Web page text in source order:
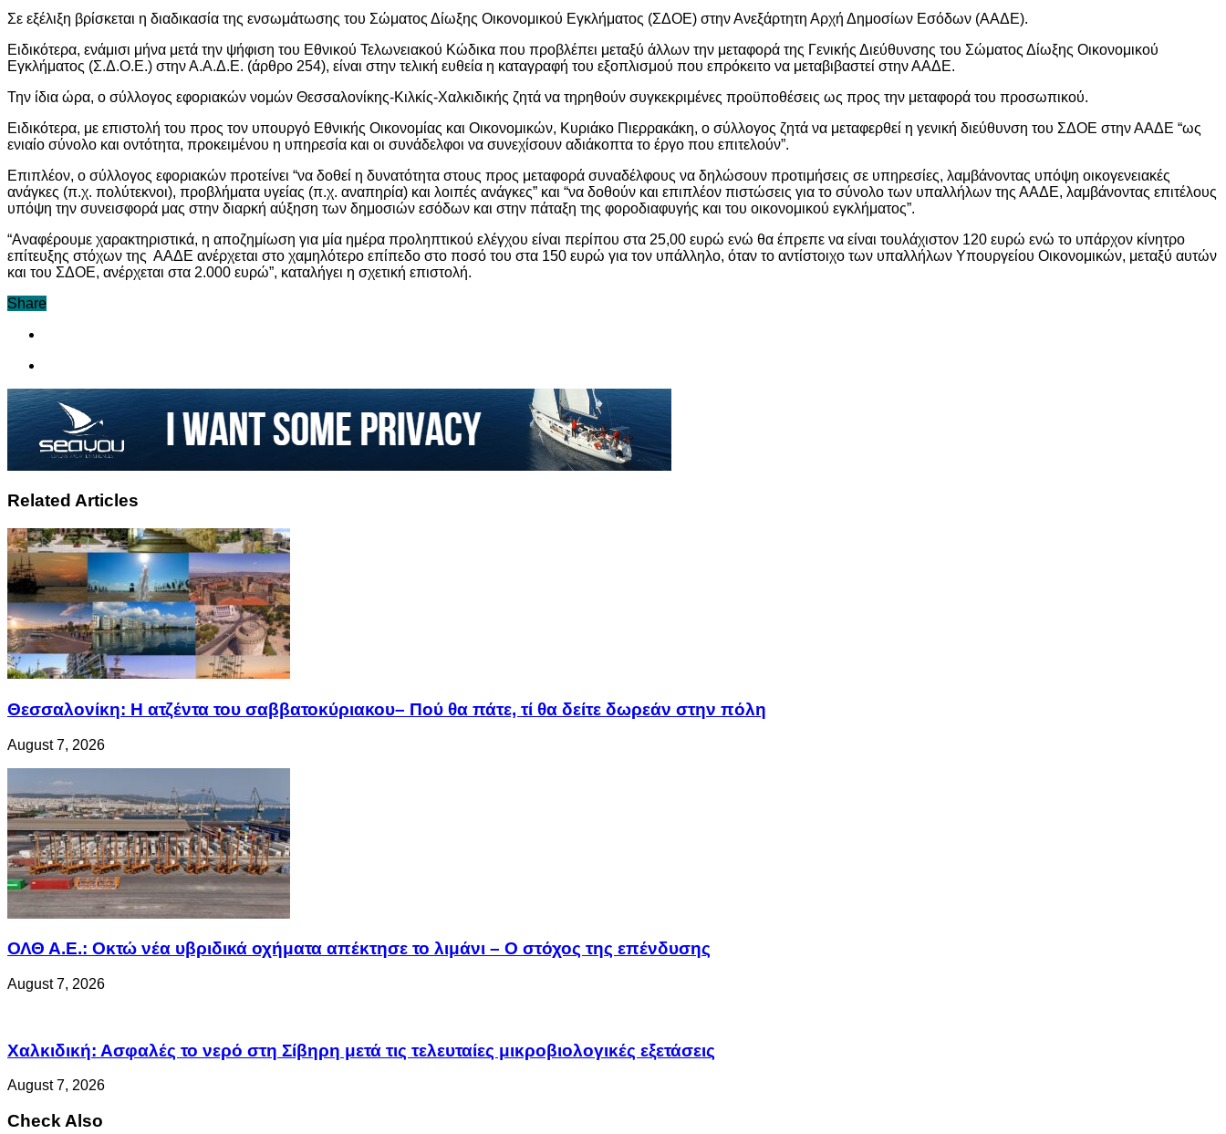
Σε εξέλιξη βρίσκεται η διαδικασία της ενσωμάτωσης του Σώματος Δίωξης Οικονομικού Εγκλήματος (ΣΔΟΕ) στην Ανεξάρτητη Αρχή Δημοσίων Εσόδων (ΑΑΔΕ).
Ειδικότερα, ενάμισι μήνα μετά την ψήφιση του Εθνικού Τελωνειακού Κώδικα που προβλέπει μεταξύ άλλων την μεταφορά της Γενικής Διεύθυνσης του Σώματος Δίωξης Οικονομικού
Εγκλήματος (Σ.Δ.Ο.Ε.) στην Α.Α.Δ.Ε. (άρθρο 254), είναι στην τελική ευθεία η καταγραφή του εξοπλισμού που επρόκειτο να μεταβιβαστεί στην ΑΑΔΕ.
Την ίδια ώρα, ο σύλλογος εφοριακών νομών Θεσσαλονίκης-Κιλκίς-Χαλκιδικής ζητά να τηρηθούν συγκεκριμένες προϋποθέσεις ως προς την μεταφορά του προσωπικού.
Ειδικότερα, με επιστολή του προς τον υπουργό Εθνικής Οικονομίας και Οικονομικών, Κυριάκο Πιερρακάκη, ο σύλλογος ζητά να μεταφερθεί η γενική διεύθυνση του ΣΔΟΕ στην ΑΑΔΕ “ως
ενιαίο σύνολο και οντότητα, προκειμένου η υπηρεσία και οι συνάδελφοι να συνεχίσουν αδιάκοπτα το έργο που επιτελούν”.
Επιπλέον, ο σύλλογος εφοριακών προτείνει “να δοθεί η δυνατότητα στους προς μεταφορά συναδέλφους να δηλώσουν προτιμήσεις σε υπηρεσίες, λαμβάνοντας υπόψη οικογενειακές
ανάγκες (π.χ. πολύτεκνοι), προβλήματα υγείας (π.χ. αναπηρία) και λοιπές ανάγκες” και “να δοθούν και επιπλέον πιστώσεις για το σύνολο των υπαλλήλων της ΑΑΔΕ, λαμβάνοντας επιτέλους
υπόψη την συνεισφορά μας στην διαρκή αύξηση των δημοσιών εσόδων και στην πάταξη της φοροδιαφυγής και του οικονομικού εγκλήματος”.
“Αναφέρουμε χαρακτηριστικά, η αποζημίωση για μία ημέρα προληπτικού ελέγχου είναι περίπου στα 25,00 ευρώ ενώ θα έπρεπε να είναι τουλάχιστον 120 ευρώ ενώ το υπάρχον κίνητρο
επίτευξης στόχων της ΑΑΔΕ ανέρχεται στο χαμηλότερο επίπεδο στο ποσό του στα 150 ευρώ για τον υπάλληλο, όταν το αντίστοιχο των υπαλλήλων Υπουργείου Οικονομικών, μεταξύ αυτών
και του ΣΔΟΕ, ανέρχεται στα 2.000 ευρώ”, καταλήγει η σχετική επιστολή.
Share
Related Articles
Θεσσαλονίκη: Η ατζέντα του σαββατοκύριακου– Πού θα πάτε, τί θα δείτε δωρεάν στην πόλη
August 7, 2026
ΟΛΘ Α.Ε.: Οκτώ νέα υβριδικά οχήματα απέκτησε το λιμάνι – Ο στόχος της επένδυσης
August 7, 2026
Χαλκιδική: Ασφαλές το νερό στη Σίβηρη μετά τις τελευταίες μικροβιολογικές εξετάσεις
August 7, 2026
Check Also